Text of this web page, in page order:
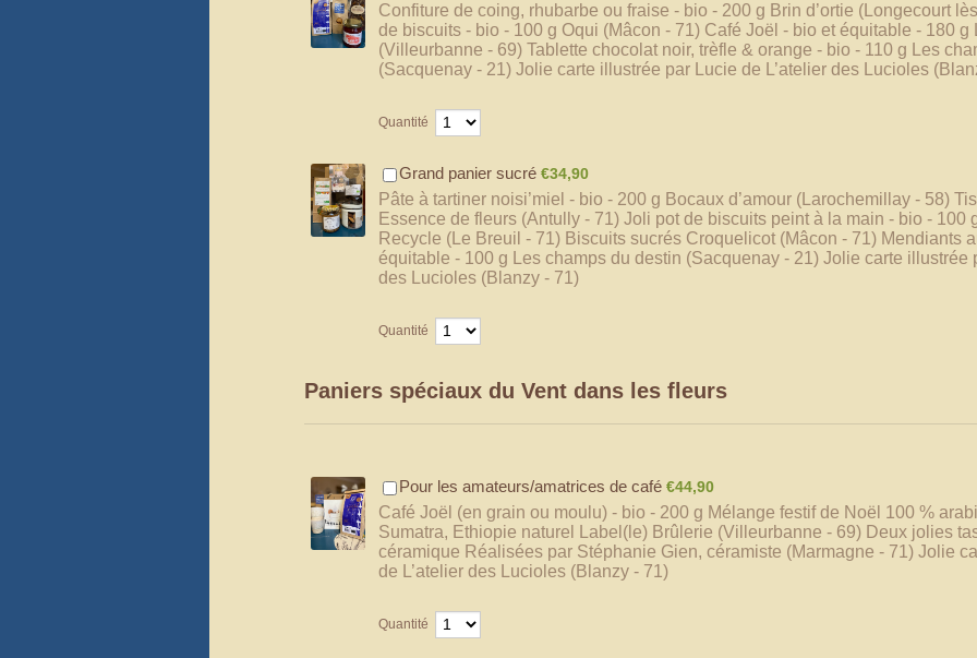
Confiture de coing, rhubarbe ou fraise - bio - 200 g Brin d’ortie (Longecourt
de biscuits - bio - 100 g Oqui (Mâcon - 71) Café Joël - bio et équitable - 180 g
(Villeurbanne - 69) Tablette chocolat noir, trèfle & orange - bio - 110 g Les
(Sacquenay - 21) Jolie carte illustrée par Lucie de L’atelier des Lucioles
Quantité
Grand panier sucré €34,90
€34,90
Pâte à tartiner noisi’miel - bio - 200 g Bocaux d’amour (Larochemillay - 58)
Essence de fleurs (Antully - 71) Joli pot de biscuits peint à la main - bio - 100
Recycle (Le Breuil - 71) Biscuits sucrés Croquelicot (Mâcon - 71) Mendiants
équitable - 100 g Les champs du destin (Sacquenay - 21) Jolie carte illustrée
des Lucioles (Blanzy - 71)
Quantité
Paniers spéciaux du Vent dans les fleurs
Pour les amateurs/amatrices de café €44,90
€44,90
Café Joël (en grain ou moulu) - bio - 200 g Mélange festif de Noël 100 %
Sumatra, Ethiopie naturel Label(le) Brûlerie (Villeurbanne - 69) Deux jolies
céramique Réalisées par Stéphanie Gien, céramiste (Marmagne - 71) Jolie
de L’atelier des Lucioles (Blanzy - 71)
Quantité